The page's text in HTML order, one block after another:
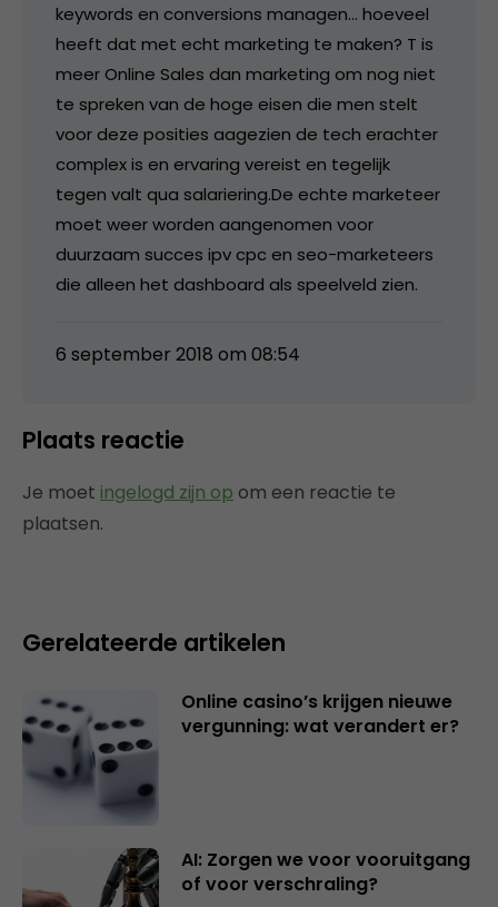
keywords en conversions managen… hoeveel
heeft dat met echt marketing te maken? T is
meer Online Sales dan marketing om nog niet
te spreken van de hoge eisen die men stelt
voor deze posities aagezien de tech erachter
complex is en ervaring vereist en tegelijk
tegen valt qua salariering.De echte marketeer
moet weer worden aangenomen voor
duurzaam succes ipv cpc en seo-marketeers
die alleen het dashboard als speelveld zien.
6 september 2018 om 08:54
Plaats reactie
Je moet ingelogd zijn op om een reactie te
plaatsen.
Gerelateerde artikelen
Online casino’s krijgen nieuwe
vergunning: wat verandert er?
AI: Zorgen we voor vooruitgang
of voor verschraling?